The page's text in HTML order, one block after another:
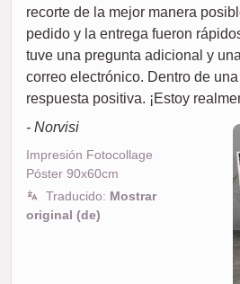
recorte de la mejor manera
pedido y la entrega fueron
tuve una pregunta adicional y
correo electrónico. Dentro de
respuesta positiva. ¡Estoy
- Norvisi
Impresión Fotocollage
Póster 90x60cm
Traducido: Mostrar
original (de)